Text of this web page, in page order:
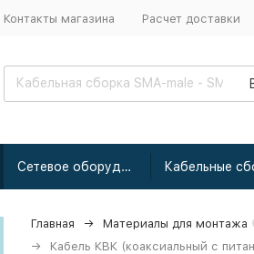
Контакты магазина Расчет доставки
Сетевое оборудование
Главная Материалы для монтажа
Кабель КВК (коаксиальный с